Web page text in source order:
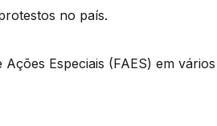
no país.
Especiais (FAES) em vários